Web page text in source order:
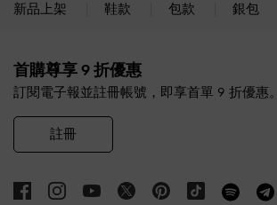
新品上架 鞋款 包款 銀包
首購尊享 9 折優惠
訂閱電子報並註冊帳號，即享首單 9 折優惠。
註冊